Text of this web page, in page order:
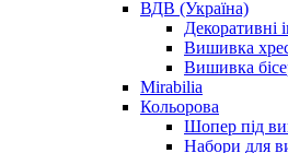
ВДВ (Україна)
Декоративні
Вишивка
Вишивка
Mirabilia
Кольорова
Шопер під
Набори для